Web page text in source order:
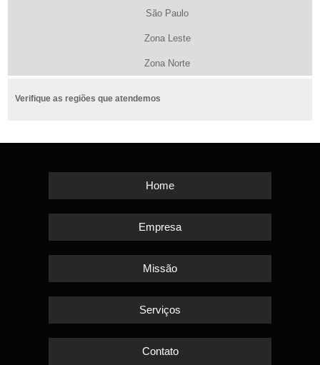
São Paulo
Zona Leste
Zona Norte
Verifique as regiões que atendemos
Home
Empresa
Missão
Serviços
Contato